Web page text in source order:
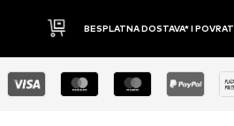
BESPLATNA DOSTAVA* I POVRAT